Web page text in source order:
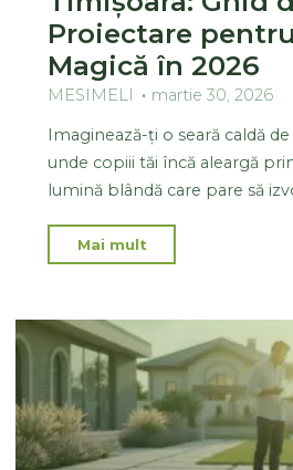
Proiectare
Magică în 2026
MESIMELI
martie 30, 2026
Imaginează-ți o seară caldă
unde copiii tăi încă aleargă
lumină blândă care pare să
Mai mult